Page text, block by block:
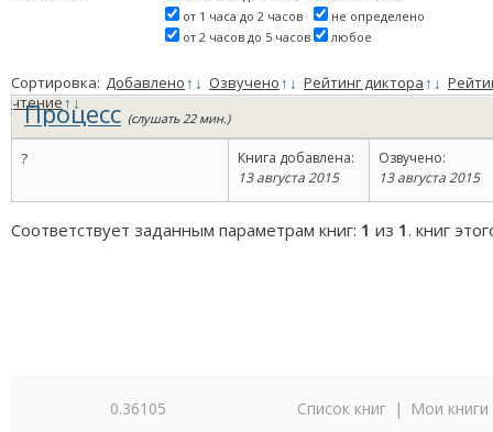
от 1 часа до 2 часов
от 2 часов до 5 часов
не определено
любое
Сортировка: Добавлено↑ ↓ Озвучено↑ ↓ Рейтинг диктора↑ ↓
чтение↑↓
Процесс (слушать 22 мин.)
?
Книга добавлена:
13 августа 2015
Озвучено:
13 августа 2015
Соответствует заданным параметрам книг: 1 из 1. книг
0.36105 Список книг | Мои книги